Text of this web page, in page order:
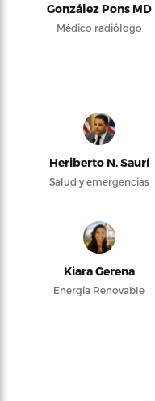
González Pons MD
Médico radiólogo
Heriberto N. Saurí
Salud y emergencias
Kiara Gerena
Energía Renovable